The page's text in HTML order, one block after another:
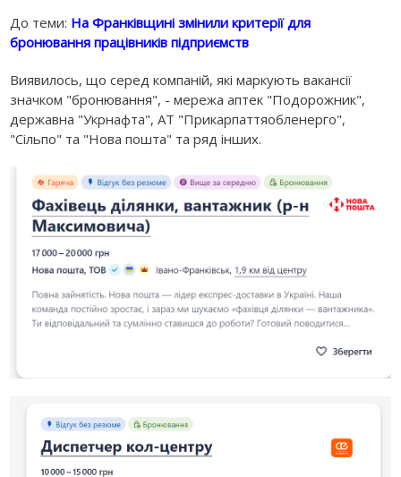
До теми: На Франківщині змінили критерії для
бронювання працівників підприємств
Виявилось, що серед компаній, які маркують вакансії
значком "бронювання", - мережа аптек "Подорожник",
державна "Укрнафта", АТ "Прикарпаттяобленерго",
"Сільпо" та "Нова пошта" та ряд інших.